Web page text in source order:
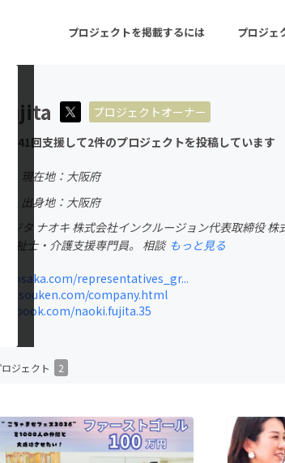
プロジェクトを掲載するには プロジェ
のリターン 注目の新着プロジェクト 募
音楽
ゲーム・サービス開発
チャレンジ
CAMPFIREふるさと納税
machi-ya
プロジェクトオーナー
に41回支援して2件のプロジェクトを投稿しています
現在地：大阪府
出身地：大阪府
ジタ ナオキ 株式会社インクルージョン代表取締役
福祉士・介護支援専門員。 相談 もっと見る
representatives_gr...
souken.com/company.html
naoki.fujita.35
ジェクト 2